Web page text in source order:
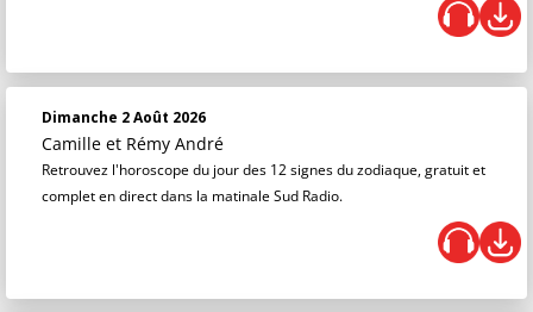
Dimanche 2 Août 2026
Camille et Rémy André
Retrouvez l'horoscope du jour des 12 signes du zodiaque, gratuit et
complet en direct dans la matinale Sud Radio.